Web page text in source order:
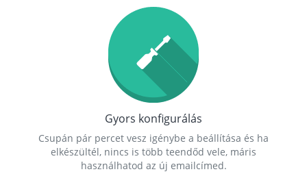
Gyors konfigurálás
Csupán pár percet vesz igénybe a beállítása és ha
elkészültél, nincs is több teendőd vele, máris
használhatod az új emailcímed.